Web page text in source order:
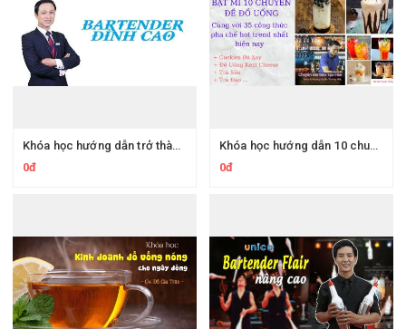
Khóa học hướng dẫn trở thành Bartender đỉnh cao
0đ
Khóa học hướng dẫn 10 chuyên đề với 35 công thức pha chế hot trend nhất hiện nay
0đ